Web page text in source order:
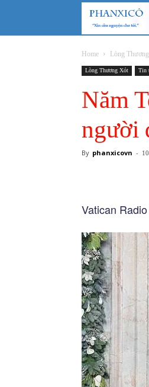
Home Lòng
Lòng Thương Xót Tin
Năm
người
By phanxicovn -
Vatican